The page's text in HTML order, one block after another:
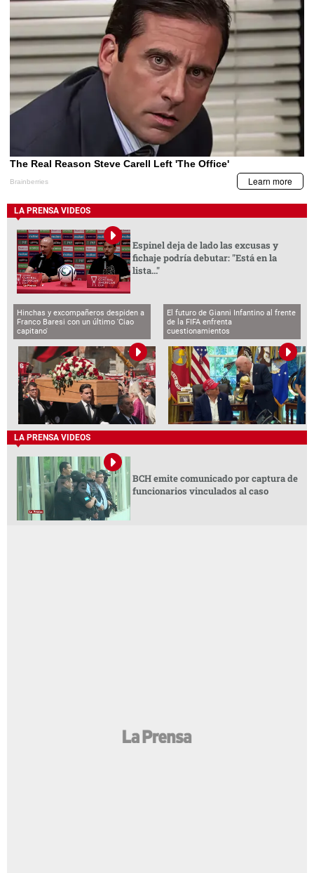
LA PRENSA VIDEOS
Espinel deja de lado las excusas y
fichaje podría debutar: "Está en la
lista..."
Hinchas y excompañeros despiden a
Franco Baresi con un último 'Ciao
capitano'
El futuro de Gianni Infantino al frente
de la FIFA enfrenta
cuestionamientos
LA PRENSA VIDEOS
BCH emite comunicado por captura de
funcionarios vinculados al caso